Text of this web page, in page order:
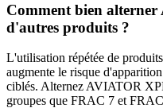
Comment bien
d'autres produits ?
L'utilisation répétée de
augmente le risque
ciblés. Alternez AVIATOR
groupes que FRAC 7 et